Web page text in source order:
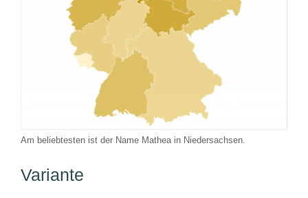
Am beliebtesten ist der Name Mathea in Niedersachsen.
Variante